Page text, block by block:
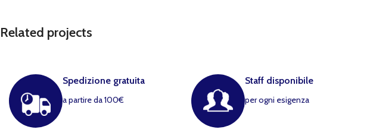
Related projects
Kitchen
Leo uteu ullamcorper
Spedizione gratuita
a partire da 100€
Staff disponibile
per ogni esigenza